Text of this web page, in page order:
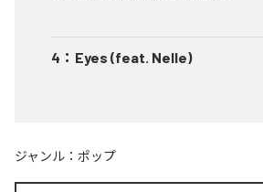
4 ： Eyes (feat. Nelle)
ジャンル： ポップ